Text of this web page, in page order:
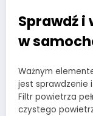
Sprawdź
w
Ważnym
jest sprawdzenie
Filtr powietrza
czystego